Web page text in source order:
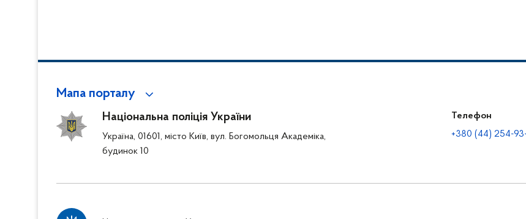
Мапа порталу
Національна поліція України
Україна, 01601, місто Київ, вул. Богомольця Академіка,
будинок 10
Телефон
+380 (44) 254-